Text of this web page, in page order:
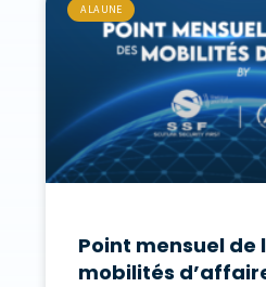
A LA UNE
Point mensuel de
mobilités